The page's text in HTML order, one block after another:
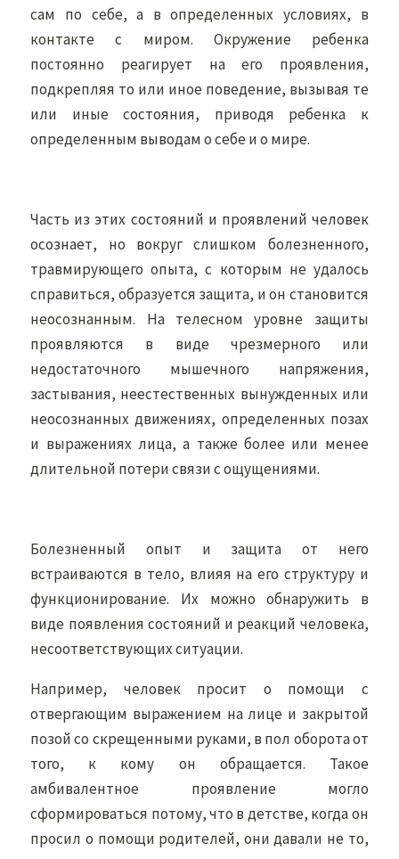
сам по себе, а в определенных условиях, в
контакте с миром. Окружение ребенка
постоянно реагирует на его проявления,
подкрепляя то или иное поведение, вызывая те
или иные состояния, приводя ребенка к
определенным выводам о себе и о мире.
Часть из этих состояний и проявлений человек
осознает, но вокруг слишком болезненного,
травмирующего опыта, с которым не удалось
справиться, образуется защита, и он становится
неосознанным. На телесном уровне защиты
проявляются в виде чрезмерного или
недостаточного мышечного напряжения,
застывания, неестественных вынужденных или
неосознанных движениях, определенных позах
и выражениях лица, а также более или менее
длительной потери связи с ощущениями.
Болезненный опыт и защита от него
встраиваются в тело, влияя на его структуру и
функционирование. Их можно обнаружить в
виде появления состояний и реакций человека,
несоответствующих ситуации.
Например, человек просит о помощи с
отвергающим выражением на лице и закрытой
позой со скрещенными руками, в пол оборота от
того, к кому он обращается. Такое
амбивалентное проявление могло
сформироваться потому, что в детстве, когда он
просил о помощи родителей, они давали не то,